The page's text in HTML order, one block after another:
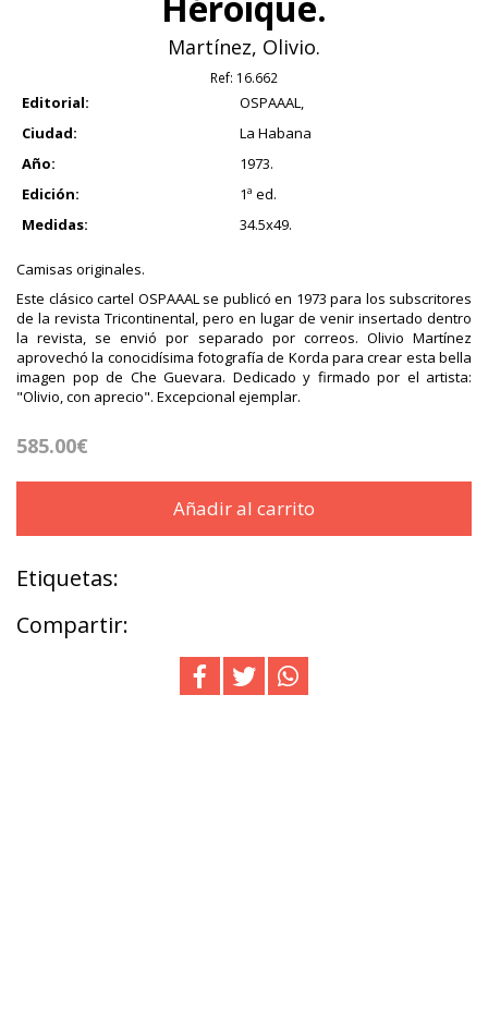
Martínez, Olivio.
Ref: 16.662
Editorial:
OSPAAAL,
Ciudad:
La Habana
Año:
1973.
Edición:
1ª ed.
Medidas:
34.5x49.
Camisas originales.
Este clásico cartel OSPAAAL se publicó en 1973 para los subscritores
de la revista Tricontinental, pero en lugar de venir insertado dentro
la revista, se envió por separado por correos. Olivio Martínez
aprovechó la conocidísima fotografía de Korda para crear esta bella
imagen pop de Che Guevara. Dedicado y firmado por el artista:
"Olivio, con aprecio". Excepcional ejemplar.
585.00€
Añadir al carrito
Etiquetas:
Compartir: